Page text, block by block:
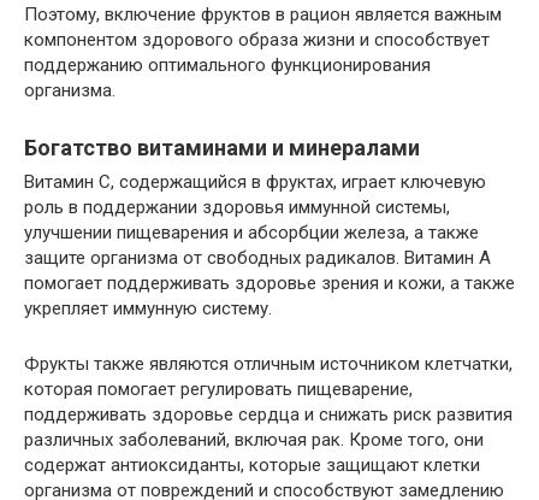
Поэтому, включение фруктов в рацион является важным
компонентом здорового образа жизни и способствует
поддержанию оптимального функционирования
организма.
Богатство витаминами и минералами
Витамин C, содержащийся в фруктах, играет ключевую
роль в поддержании здоровья иммунной системы,
улучшении пищеварения и абсорбции железа, а также
защите организма от свободных радикалов. Витамин A
помогает поддерживать здоровье зрения и кожи, а также
укрепляет иммунную систему.
Фрукты также являются отличным источником клетчатки,
которая помогает регулировать пищеварение,
поддерживать здоровье сердца и снижать риск развития
различных заболеваний, включая рак. Кроме того, они
содержат антиоксиданты, которые защищают клетки
организма от повреждений и способствуют замедлению